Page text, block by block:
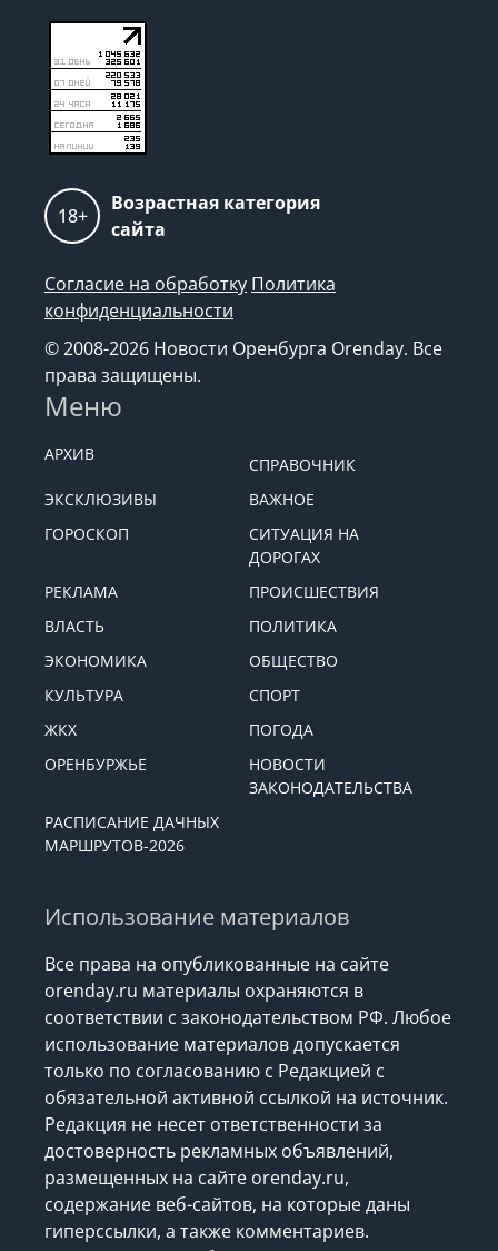
18+
Возрастная категория
сайта
Согласие на обработку Политика
конфиденциальности
© 2008-2026 Новости Оренбурга Orenday. Все
права защищены.
Меню
АРХИВ
СПРАВОЧНИК
ЭКСКЛЮЗИВЫ
ВАЖНОЕ
ГОРОСКОП
СИТУАЦИЯ НА
ДОРОГАХ
РЕКЛАМА
ПРОИСШЕСТВИЯ
ВЛАСТЬ
ПОЛИТИКА
ЭКОНОМИКА
ОБЩЕСТВО
КУЛЬТУРА
СПОРТ
ЖКХ
ПОГОДА
ОРЕНБУРЖЬЕ
НОВОСТИ
ЗАКОНОДАТЕЛЬСТВА
РАСПИСАНИЕ ДАЧНЫХ
МАРШРУТОВ-2026
Использование материалов
Все права на опубликованные на сайте
orenday.ru материалы охраняются в
соответствии с законодательством РФ. Любое
использование материалов допускается
только по согласованию с Редакцией с
обязательной активной ссылкой на источник.
Редакция не несет ответственности за
достоверность рекламных объявлений,
размещенных на сайте orenday.ru,
содержание веб-сайтов, на которые даны
гиперссылки, а также комментариев.